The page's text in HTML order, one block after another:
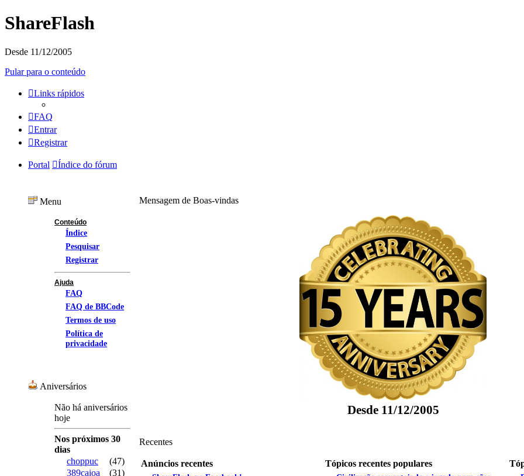
ShareFlash
Desde 11/12/2005
Pular para o conteúdo
Links rápidos
FAQ
Entrar
Registrar
Portal Índice do fórum
Mensagem de Boas-vindas
Desde 11/12/2005
Recentes
Anúncios recentes Tópicos recentes populares
Menu
Conteúdo
Índice
Pesquisar
Registrar
Ajuda
FAQ
FAQ de BBCode
Termos de uso
Política de
privacidade
Aniversários
Não há aniversários
hoje
Nos próximos 30
dias
choppuc
(47)
389caioa
(31)